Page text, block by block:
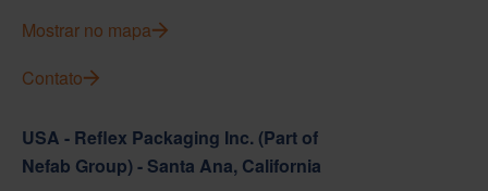
Mostrar no mapa
Contato
USA - Reflex Packaging Inc. (Part of
Nefab Group) - Santa Ana, California